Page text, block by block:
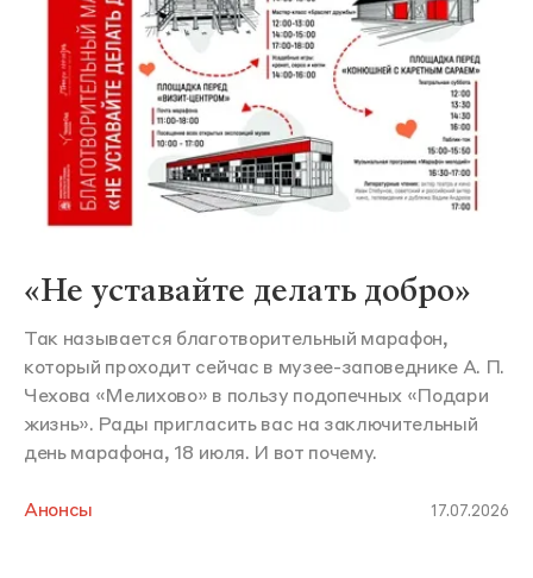
«Не уставайте делать добро»
Так называется благотворительный марафон,
который проходит сейчас в музее-заповеднике А. П.
Чехова «Мелихово» в пользу подопечных «Подари
жизнь». Рады пригласить вас на заключительный
день марафона, 18 июля. И вот почему.
Анонсы 17.07.2026